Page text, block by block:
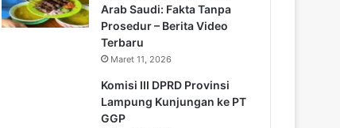
Arab Saudi: Fakta Tanpa
Prosedur – Berita Video
Terbaru
Maret 11, 2026
Komisi III DPRD Provinsi
Lampung Kunjungan ke PT
GGP